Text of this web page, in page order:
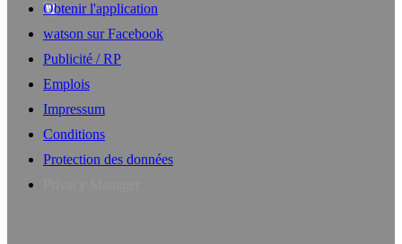
Obtenir l'application
watson sur Facebook
Publicité / RP
Emplois
Impressum
Conditions
Protection des données